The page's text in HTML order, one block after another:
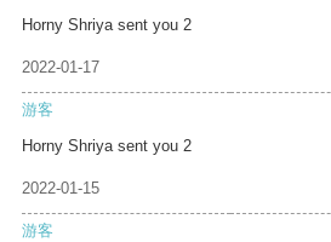
Horny Shriya sent you 2
2022-01-17
游客
Horny Shriya sent you 2
2022-01-15
游客